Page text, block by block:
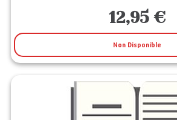
12,95 €
Non Disponible